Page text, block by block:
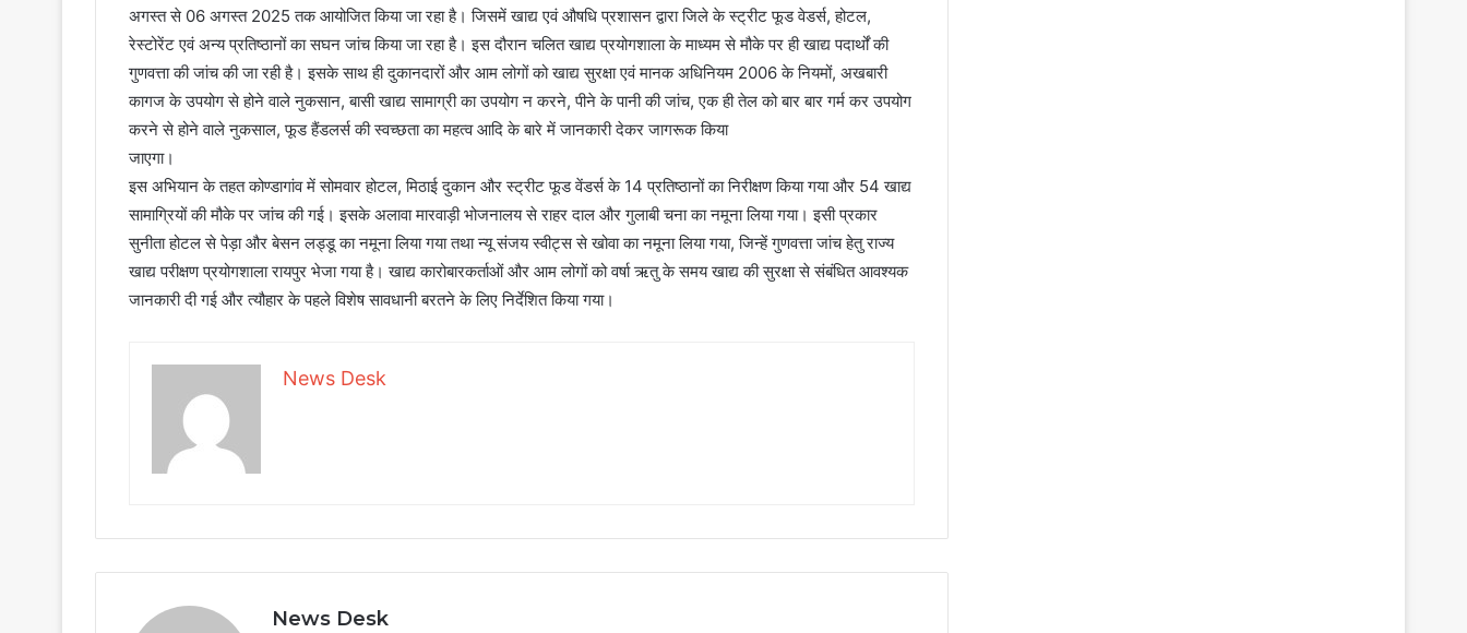
अगस्त से 06 अगस्त 2025 तक आयोजित किया जा रहा है। जिसमें खाद्य एवं औषधि प्रशासन द्वारा जिले के स्ट्रीट फूड वेडर्स, होटल,
रेस्टोरेंट एवं अन्य प्रतिष्ठानों का सघन जांच किया जा रहा है। इस दौरान चलित खाद्य प्रयोगशाला के माध्यम से मौके पर ही खाद्य पदार्थों की
गुणवत्ता की जांच की जा रही है। इसके साथ ही दुकानदारों और आम लोगों को खाद्य सुरक्षा एवं मानक अधिनियम 2006 के नियमों, अखबारी
कागज के उपयोग से होने वाले नुकसान, बासी खाद्य सामाग्री का उपयोग न करने, पीने के पानी की जांच, एक ही तेल को बार बार गर्म कर उपयोग
करने से होने वाले नुकसाल, फूड हैंडलर्स की स्वच्छता का महत्व आदि के बारे में जानकारी देकर जागरूक किया
जाएगा।
इस अभियान के तहत कोण्डागांव में सोमवार होटल, मिठाई दुकान और स्ट्रीट फूड वेंडर्स के 14 प्रतिष्ठानों का निरीक्षण किया गया और 54 खाद्य
सामाग्रियों की मौके पर जांच की गई। इसके अलावा मारवाड़ी भोजनालय से राहर दाल और गुलाबी चना का नमूना लिया गया। इसी प्रकार
सुनीता होटल से पेड़ा और बेसन लड्डू का नमूना लिया गया तथा न्यू संजय स्वीट्स से खोवा का नमूना लिया गया, जिन्हें गुणवत्ता जांच हेतु राज्य
खाद्य परीक्षण प्रयोगशाला रायपुर भेजा गया है। खाद्य कारोबारकर्ताओं और आम लोगों को वर्षा ऋतु के समय खाद्य की सुरक्षा से संबंधित आवश्यक
जानकारी दी गई और त्यौहार के पहले विशेष सावधानी बरतने के लिए निर्देशित किया गया।
News Desk
News Desk